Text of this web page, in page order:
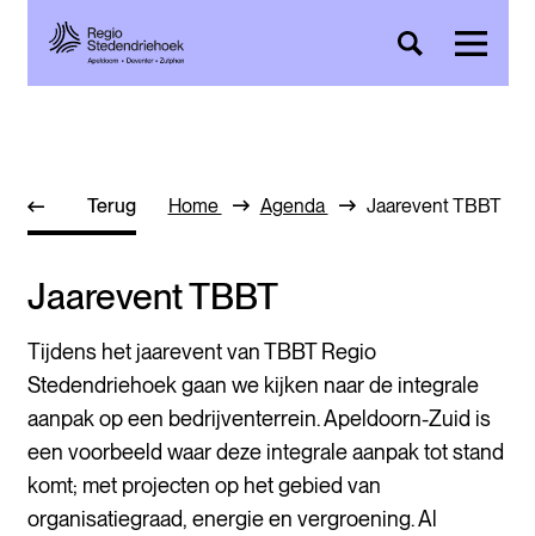
Terug Home Agenda Jaarevent TBBT
Jaarevent TBBT
Tijdens het jaarevent van TBBT Regio
Stedendriehoek gaan we kijken naar de integrale
aanpak op een bedrijventerrein. Apeldoorn-Zuid is
een voorbeeld waar deze integrale aanpak tot stand
komt; met projecten op het gebied van
organisatiegraad, energie en vergroening. Al